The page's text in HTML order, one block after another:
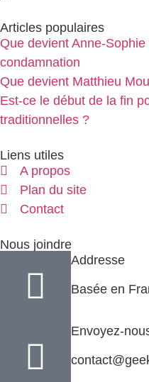
Articles populaires
Que devient Anne-
condamnation
Que devient Matthieu
Est-ce le début de la fin
traditionnelles ?
Liens utiles
A propos
Plan du site
Contact
Nous joindre
Addresse
Basée en
Envoyez-